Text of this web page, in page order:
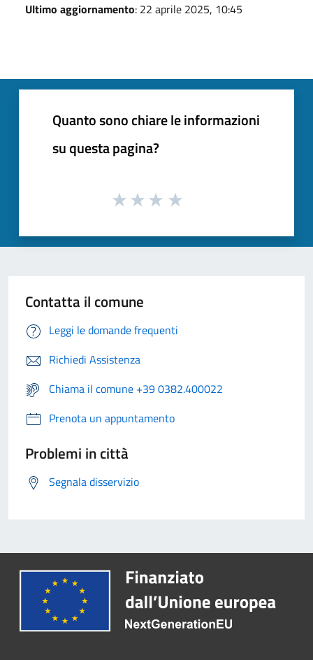
Ultimo aggiornamento: 22 aprile 2025, 10:45
Quanto sono chiare le informazioni
su questa pagina?
Contatta il comune
Leggi le domande frequenti
Richiedi Assistenza
Chiama il comune +39 0382.400022
Prenota un appuntamento
Problemi in città
Segnala disservizio